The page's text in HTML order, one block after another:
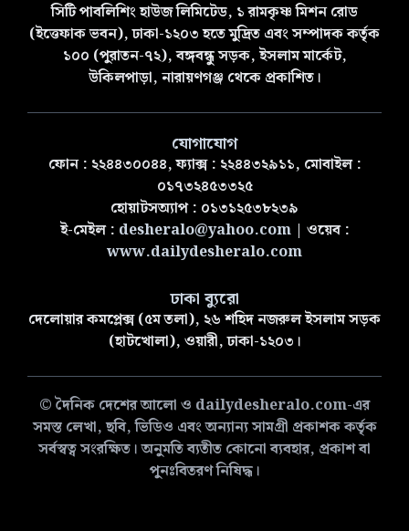
সিটি পাবলিশিং হাউজ লিমিটেড, ১ রামকৃষ্ণ মিশন রোড
(ইত্তেফাক ভবন), ঢাকা-১২০৩ হতে মুদ্রিত এবং সম্পাদক কর্তৃক
১০০ (পুরাতন-৭২), বঙ্গবন্ধু সড়ক, ইসলাম মার্কেট,
উকিলপাড়া, নারায়ণগঞ্জ থেকে প্রকাশিত।
যোগাযোগ
ফোন : ২২৪৪৩০০৪৪, ফ্যাক্স : ২২৪৪৩২৯১১, মোবাইল :
০১৭৩২৪৫৩৩২৫
হোয়াটসঅ্যাপ : ০১৩১২৫৩৮২৩৯
ই-মেইল : desheralo@yahoo.com| ওয়েব :
www.dailydesheralo.com
ঢাকা ব্যুরো
দেলোয়ার কমপ্লেক্স (৫ম তলা), ২৬ শহিদ নজরুল ইসলাম সড়ক
(হাটখোলা), ওয়ারী, ঢাকা-১২০৩।
© দৈনিক দেশের আলো ও dailydesheralo.com-এর
সমস্ত লেখা, ছবি, ভিডিও এবং অন্যান্য সামগ্রী প্রকাশক কর্তৃক
সর্বস্বত্ব সংরক্ষিত। অনুমতি ব্যতীত কোনো ব্যবহার, প্রকাশ বা
পুনঃবিতরণ নিষিদ্ধ।